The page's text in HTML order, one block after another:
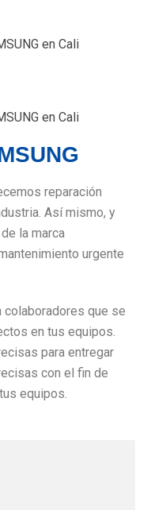
reparación
Así mismo, y
la marca
urgente
colaboradores que se
en tus equipos.
para entregar
con el fin de
equipos.